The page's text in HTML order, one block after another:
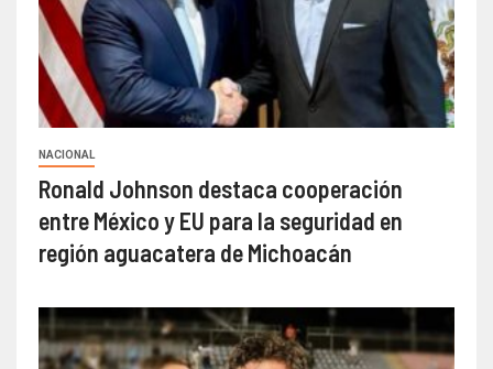
NACIONAL
Ronald Johnson destaca cooperación
entre México y EU para la seguridad en
región aguacatera de Michoacán